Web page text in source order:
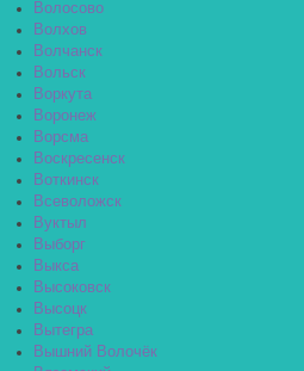
Волосово
Волхов
Волчанск
Вольск
Воркута
Воронеж
Ворсма
Воскресенск
Воткинск
Всеволожск
Вуктыл
Выборг
Выкса
Высоковск
Высоцк
Вытегра
Вышний Волочёк